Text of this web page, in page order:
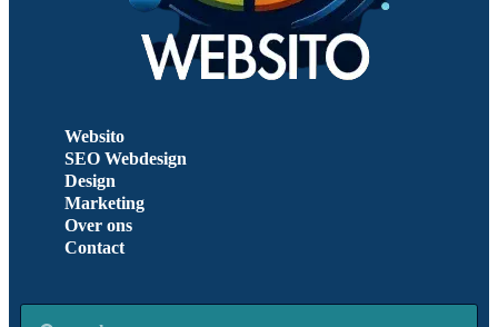
Websito
SEO Webdesign
Design
Marketing
Over ons
Contact